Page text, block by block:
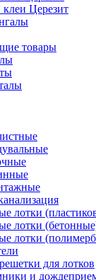
Церезит
товары
лотки
лотки
лотки
для лотков
и